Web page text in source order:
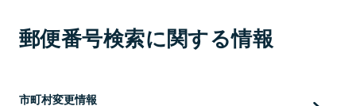
郵便番号検索に関する情報
市町村変更情報